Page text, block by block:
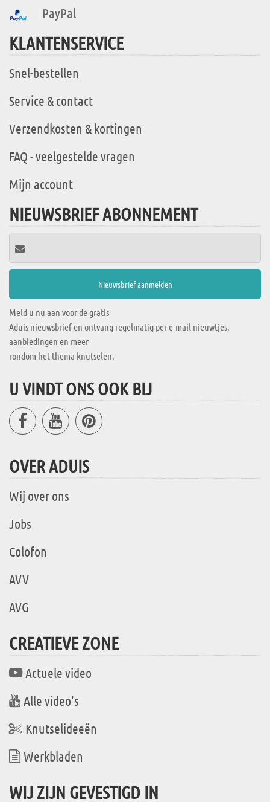
PayPal
KLANTENSERVICE
Snel-bestellen
Service & contact
Verzendkosten & kortingen
FAQ - veelgestelde vragen
Mijn account
NIEUWSBRIEF ABONNEMENT
Meld u nu aan voor de gratis
Aduis nieuwsbrief en ontvang regelmatig per e-mail nieuwtjes,
aanbiedingen en meer
rondom het thema knutselen.
U VINDT ONS OOK BIJ
OVER ADUIS
Wij over ons
Jobs
Colofon
AVV
AVG
CREATIEVE ZONE
Actuele video
Alle video's
Knutselideeën
Werkbladen
WIJ ZIJN GEVESTIGD IN